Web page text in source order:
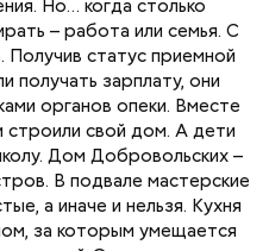
Но… когда столько
– работа или семья. С
Получив статус приемной
получать зарплату, они
органов опеки. Вместе
строили свой дом. А дети
Дом Добровольских –
В подвале мастерские
а иначе и нельзя. Кухня
за которым умещается